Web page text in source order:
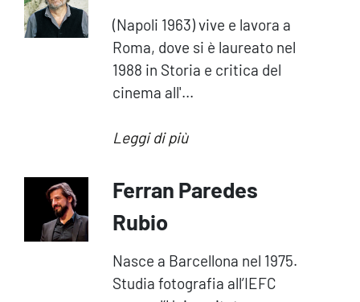
(Napoli 1963) vive e lavora a
Roma, dove si è laureato nel
1988 in Storia e critica del
cinema all'...
Leggi di più
Ferran Paredes
Rubio
Nasce a Barcellona nel 1975.
Studia fotografia all’IEFC